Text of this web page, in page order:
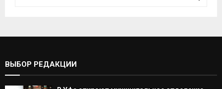
С
А
ВЫБОР РЕДАКЦИИ